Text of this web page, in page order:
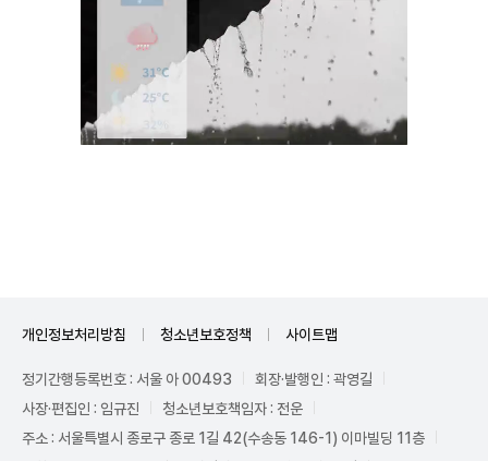
개인정보처리방침 청소년보호정책 사이트맵
정기간행등록번호 : 서울 아 00493
회장·발행인 : 곽영길
사장·편집인 : 임규진
청소년보호책임자 : 전운
주소 : 서울특별시 종로구 종로 1길 42(수송동 146-1) 이마빌딩 11층